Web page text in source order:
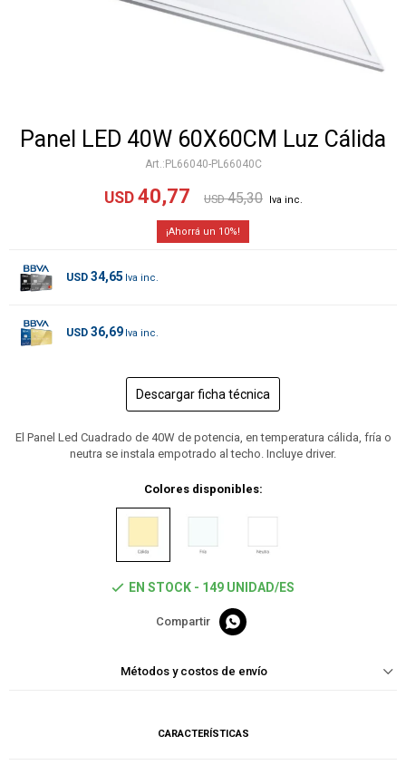
Panel LED 40W 60X60CM Luz Cálida
PL66040-PL66040C
USD 40,77 USD 45,30
10
USD 34,65
USD 36,69
Descargar ficha técnica
El Panel Led Cuadrado de 40W de potencia, en temperatura cálida, fría o
neutra se instala empotrado al techo. Incluye driver.
Colores disponibles:
EN STOCK - 149 UNIDAD/ES

Métodos y costos de envío
CARACTERÍSTICAS